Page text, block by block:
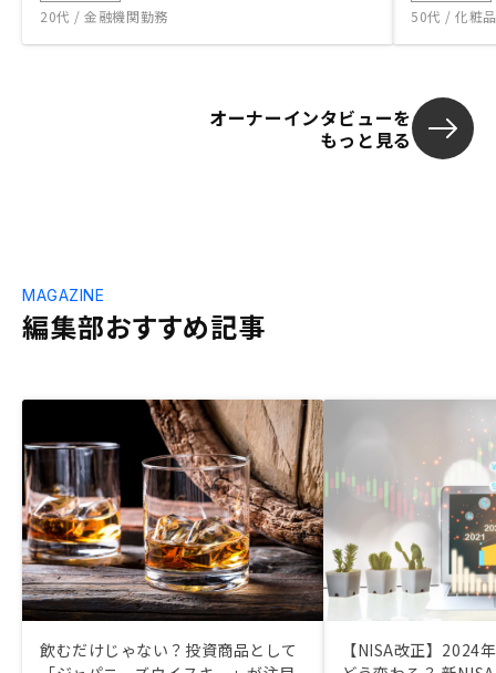
20代 / 金融機関勤務 50代 / 化粧
オーナーインタビューを
もっと見る
編集部おすすめ記事
MAGAZINE
飲むだけじゃない？投資商品として
【NISA改正】2024